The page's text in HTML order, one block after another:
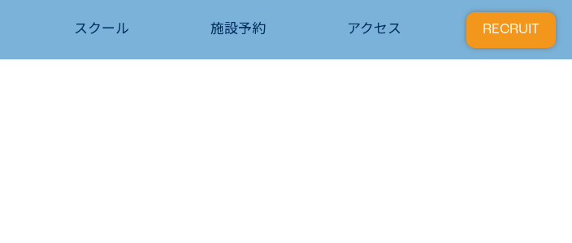
スクール 施設予約 アクセス RECRUIT